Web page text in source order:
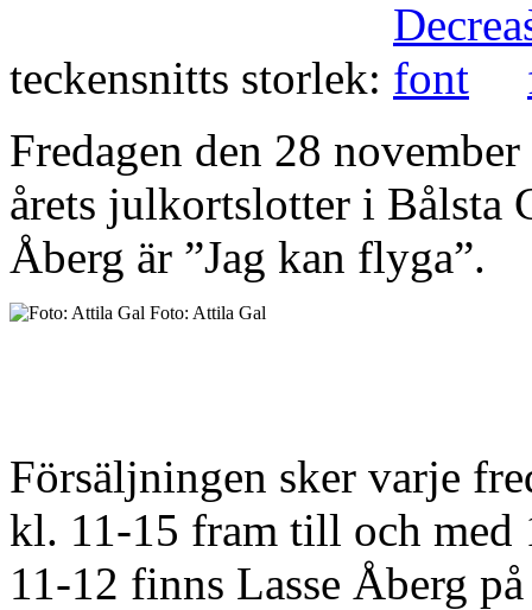
teckensnitts storlek:
Fredagen den 28
årets julkortslotter i Bålsta
Åberg är ”Jag kan flyga”.
Foto: Attila Gal
Försäljningen sker varje
kl. 11-15 fram till och med
11-12 finns Lasse Åberg